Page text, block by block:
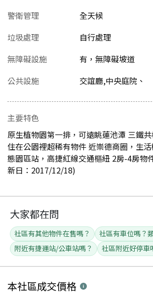
警衛管理
全天候
垃圾處理
自行處理
無障礙設施
有，無障礙坡道
公共設施
交誼廳,中央庭院、
主要特色
原生植物園第一排，可遠眺蓮池潭 三鐵
住在公園裡超稀有物件 近崇德商圈，生
態園區站，高捷紅線交通樞紐 2房-4房物
新日：2017/12/18)
大家都在問
社區有其他物件在售嗎？
社區有車位嗎？
附近有捷運站/公車站嗎？
社區附近好停車
本社區成交價格